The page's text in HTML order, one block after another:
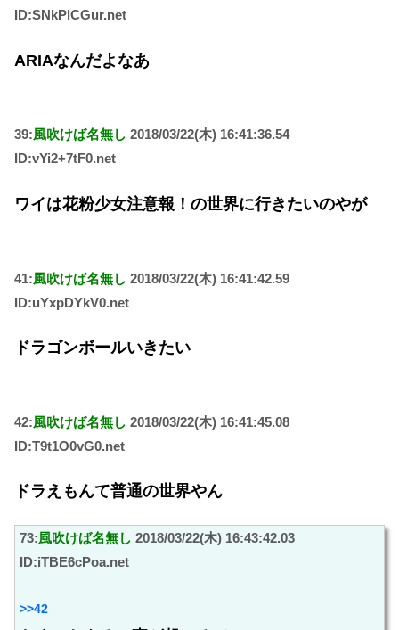
ID:SNkPlCGur.net
ARIAなんだよなあ
39:風吹けば名無し 2018/03/22(木) 16:41:36.54
ID:vYi2+7tF0.net
ワイは花粉少女注意報！の世界に行きたいのやが
41:風吹けば名無し 2018/03/22(木) 16:41:42.59
ID:uYxpDYkV0.net
ドラゴンボールいきたい
42:風吹けば名無し 2018/03/22(木) 16:41:45.08
ID:T9t1O0vG0.net
ドラえもんて普通の世界やん
73:風吹けば名無し 2018/03/22(木) 16:43:42.03
ID:iTBE6cPoa.net
>>42